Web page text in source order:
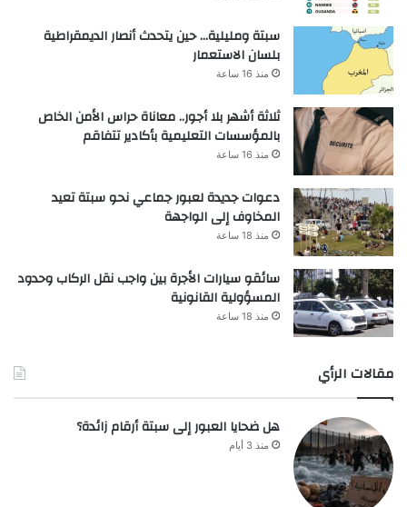
سبتة ومليلية… حين يتحدث أنصار الديمقراطية
بلسان الاستعمار
منذ 16 ساعة
ثلاثة أشهر بلا أجور.. معاناة حراس الأمن الخاص
بالمؤسسات التعليمية بأكادير تتفاقم
منذ 16 ساعة
دعوات جديدة لعبور جماعي نحو سبتة تعيد
المخاوف إلى الواجهة
منذ 18 ساعة
سائقو سيارات الأجرة بين واجب نقل الركاب وحدود
المسؤولية القانونية
منذ 18 ساعة
مقالات الرأي
هل ضحايا العبور إلى سبتة أرقام زائدة؟
منذ 3 أيام